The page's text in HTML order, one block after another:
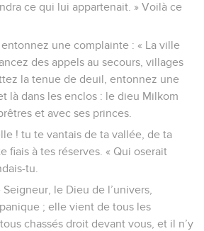
ce qui lui appartenait. » Voilà ce
une complainte : « La ville
des appels au secours, villages
la tenue de deuil, entonnez une
là dans les enclos : le dieu Milkom
et avec ses princes.
! tu te vantais de ta vallée, de ta
fiais à tes réserves. « Qui oserait
tu.
le Dieu de l’univers,
; elle vient de tous les
chassés droit devant vous, et il n’y